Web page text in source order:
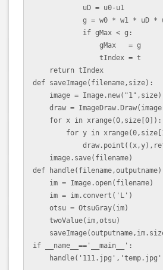
            uD = u0-u1
g = w0 * w1 * uD *
            if gMax < g:
                gMax   = g
    return tIndex
def saveImage(filename,size):
image =
draw =
for x in
for y in
    image.save(filename)
def
    im = Image.open(filename)
    im = im.convert('L')
    otsu = OtsuGray(im)
    twoValue(im,otsu)
if __name__=='__main__':